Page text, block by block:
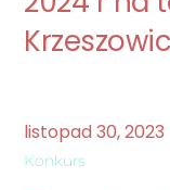
listopad 30,2023
Konkurs